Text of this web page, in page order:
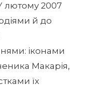
лютому 2007
й до
іконами
Макарія,
їх